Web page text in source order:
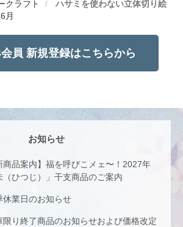
クラフト
ハサミを使わない立体切り絵
6月
員 新規登録はこちらから
お知らせ
商品案内】福を呼びこメェ〜！2027年
（ひつじ）」干支商品のご案内
休業日のお知らせ
限り終了商品のお知らせおよび価格改定